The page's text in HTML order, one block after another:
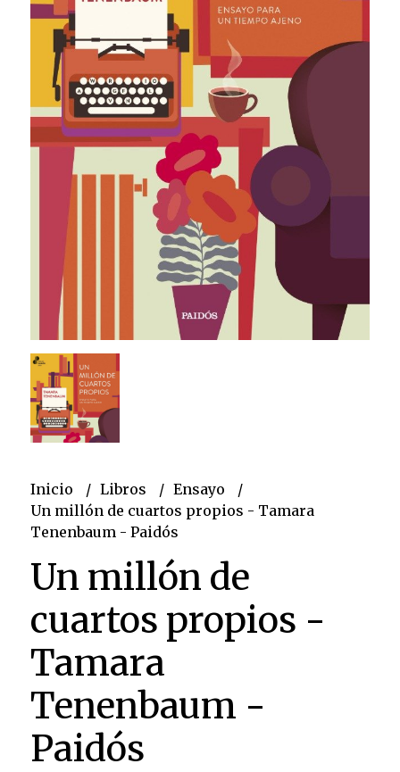
Inicio Libros
Ensayo
Un millón de cuartos propios - Tamara
Tenenbaum - Paidós
Un millón de
cuartos propios -
Tamara
Tenenbaum -
Paidós